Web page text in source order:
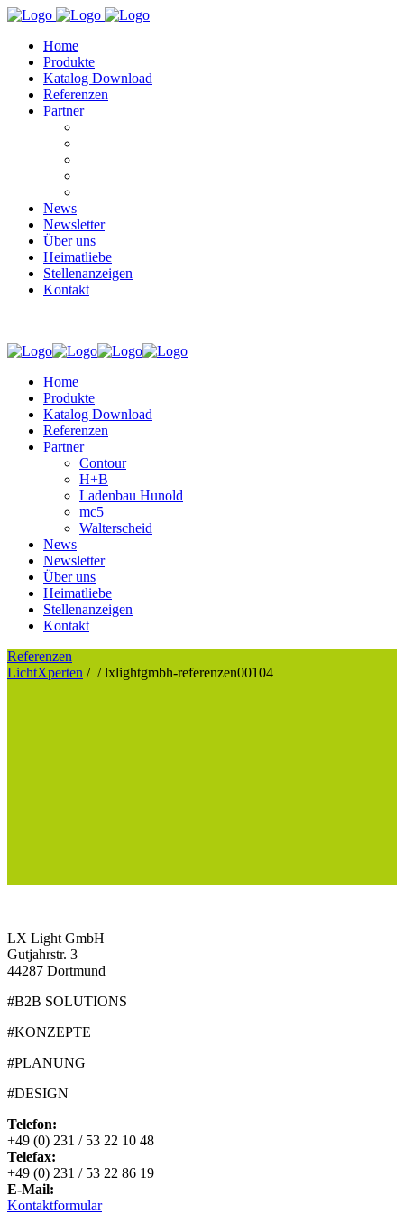
Home
Produkte
Katalog Download
Referenzen
Partner
News
Newsletter
Über uns
Heimatliebe
Stellenanzeigen
Kontakt
Home
Produkte
Katalog Download
Referenzen
Partner
Contour
H+B
Ladenbau Hunold
mc5
Walterscheid
News
Newsletter
Über uns
Heimatliebe
Stellenanzeigen
Kontakt
Referenzen
LichtXperten / /lxlightgmbh-referenzen00104
LX Light GmbH
Gutjahrstr. 3
44287 Dortmund
#B2B SOLUTIONS
#KONZEPTE
#PLANUNG
#DESIGN
Telefon:
+49 (0) 231 / 53 22 10 48
Telefax:
+49 (0) 231 / 53 22 86 19
E-Mail:
Kontaktformular